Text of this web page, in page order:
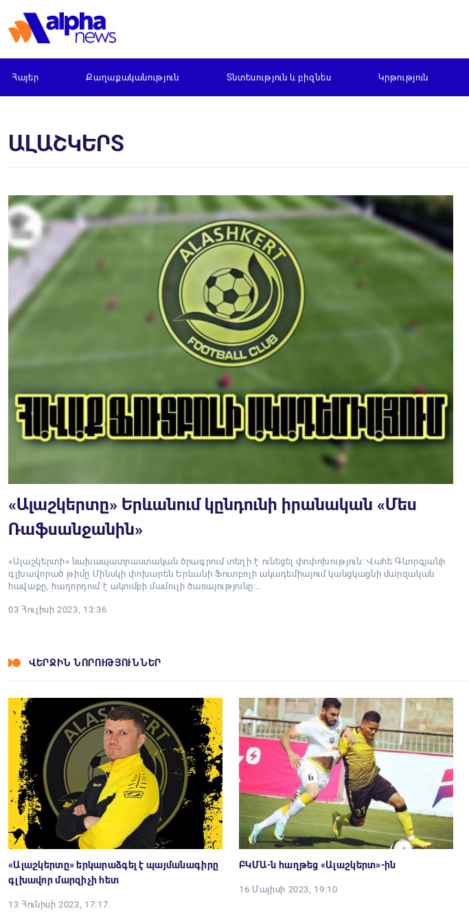
Հայեր Քաղաքականություն Տնտեսություն և բիզնես Կրթություն
ԱԼԱՇԿԵՐՏ
«Ալաշկերտը» Երևանում կընդունի իրանական «Մես
Ռաֆսանջանին»
«Ալաշկերտի» նախապատրաստական ծրագրում տեղի է ունեցել փոփոխություն։ Վահե Գևորգյանի
գլխավորած թիմը Մինսկի փոխարեն Երևանի Ֆուտբոլի ակադեմիայում կանցկացնի մարզական
հավաքը, հաղորդում է ակումբի մամուլի ծառայությունը։…
03 Հուլիսի 2023, 13:36
ՎԵՐՋԻՆ ՆՈՐՈՒԹՅՈՒՆՆԵՐ
«Ալաշկերտը» երկարաձգել է պայմանագիրը
գլխավոր մարզիչի հետ
13 Հունիսի 2023, 17:17
ԲԿՄԱ-ն հաղթեց «Ալաշկերտ»-ին
16 Մայիսի 2023, 19:10